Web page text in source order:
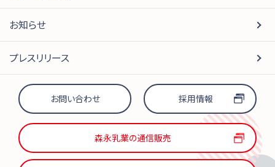
お知らせ
プレスリリース
お問い合わせ 採用情報
森永乳業の通信販売